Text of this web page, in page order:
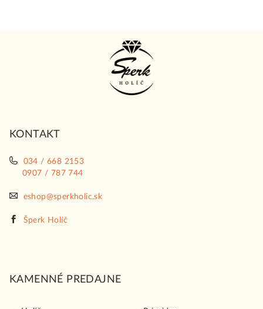
KONTAKT
034 / 668 2153
0907 / 787 744
eshop@sperkholic.sk
Šperk Holíč
KAMENNÉ PREDAJNE